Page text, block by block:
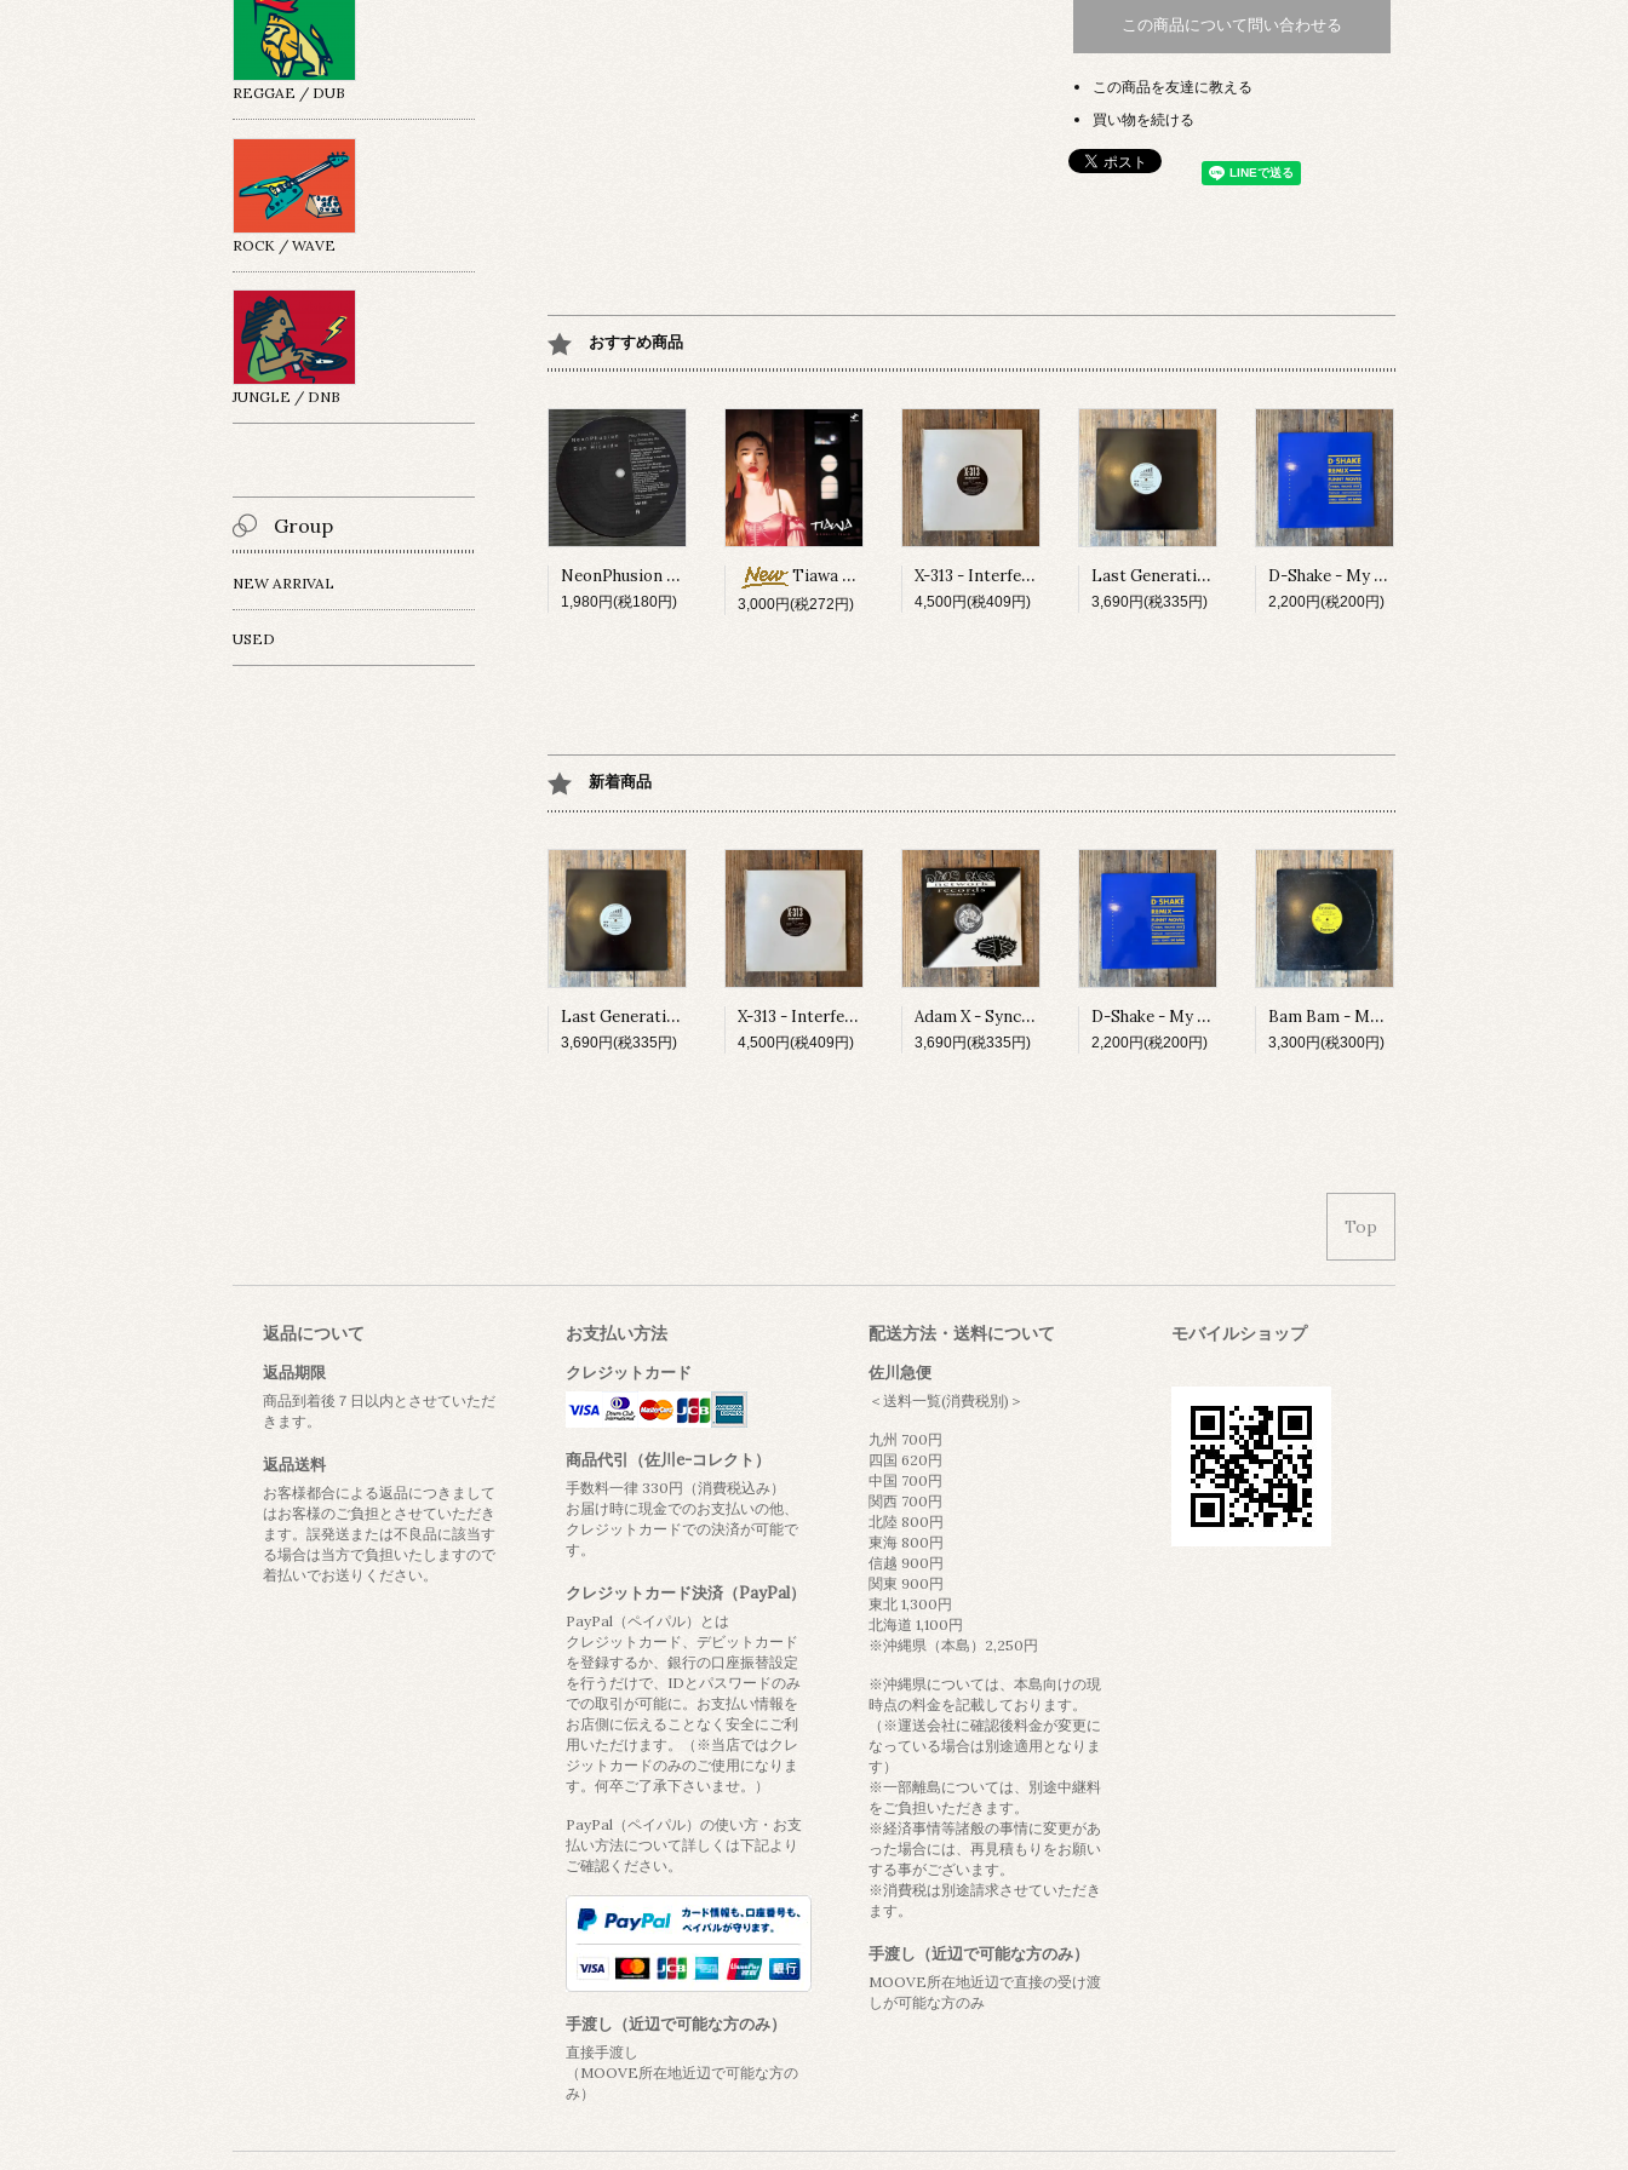
この商品について問い合わせる
この商品を友達に教える
買い物を続ける
おすすめ商品
NeonPhusion feat Don Ricardo - How Times Fly
1,980円(税180円)
Tiawa - Moonlit Train
3,000円(税272円)
X-313 - Interferon EP
4,500円(税409円)
Last Generation - Spiritual Influence E.P.
3,690円(税335円)
D-Shake - My Heart The Beat / Funny Moves
2,200円(税200円)
新着商品
Last Generation - Spiritual Influence E.P.
3,690円(税335円)
X-313 - Interferon EP
4,500円(税409円)
Adam X - Sync Jacks Trax
3,690円(税335円)
D-Shake - My Heart The Beat / Funny Moves
2,200円(税200円)
Bam Bam - Make U Scream
3,300円(税300円)
REGGAE / DUB
ROCK / WAVE
JUNGLE / DNB
Group
NEW ARRIVAL
USED
Top
返品について
返品期限
商品到着後７日以内とさせていただ
きます。
返品送料
お客様都合による返品につきまして
はお客様のご負担とさせていただき
ます。誤発送または不良品に該当す
る場合は当方で負担いたしますので
着払いでお送りください。
お支払い方法
クレジットカード
商品代引（佐川e-コレクト）
手数料一律 330円（消費税込み）
お届け時に現金でのお支払いの他、
クレジットカードでの決済が可能で
す。
クレジットカード決済（PayPal）
PayPal（ペイパル）とは
クレジットカード、デビットカード
を登録するか、銀行の口座振替設定
を行うだけで、IDとパスワードのみ
での取引が可能に。お支払い情報を
お店側に伝えることなく安全にご利
用いただけます。（※当店ではクレ
ジットカードのみのご使用になりま
す。何卒ご了承下さいませ。）
PayPal（ペイパル）の使い方・お支
払い方法について詳しくは下記より
ご確認ください。
手渡し（近辺で可能な方のみ）
直接手渡し
（MOOVE所在地近辺で可能な方の
み）
配送方法・送料について
佐川急便
＜送料一覧(消費税別)＞
九州 700円
四国 620円
中国 700円
関西 700円
北陸 800円
東海 800円
信越 900円
関東 900円
東北 1,300円
北海道 1,100円
※沖縄県（本島）2,250円
※沖縄県については、本島向けの現
時点の料金を記載しております。
（※運送会社に確認後料金が変更に
なっている場合は別途適用となりま
す）
※一部離島については、別途中継料
をご負担いただきます。
※経済事情等諸般の事情に変更があ
った場合には、再見積もりをお願い
する事がございます。
※消費税は別途請求させていただき
ます。
手渡し（近辺で可能な方のみ）
MOOVE所在地近辺で直接の受け渡
しが可能な方のみ
モバイルショップ